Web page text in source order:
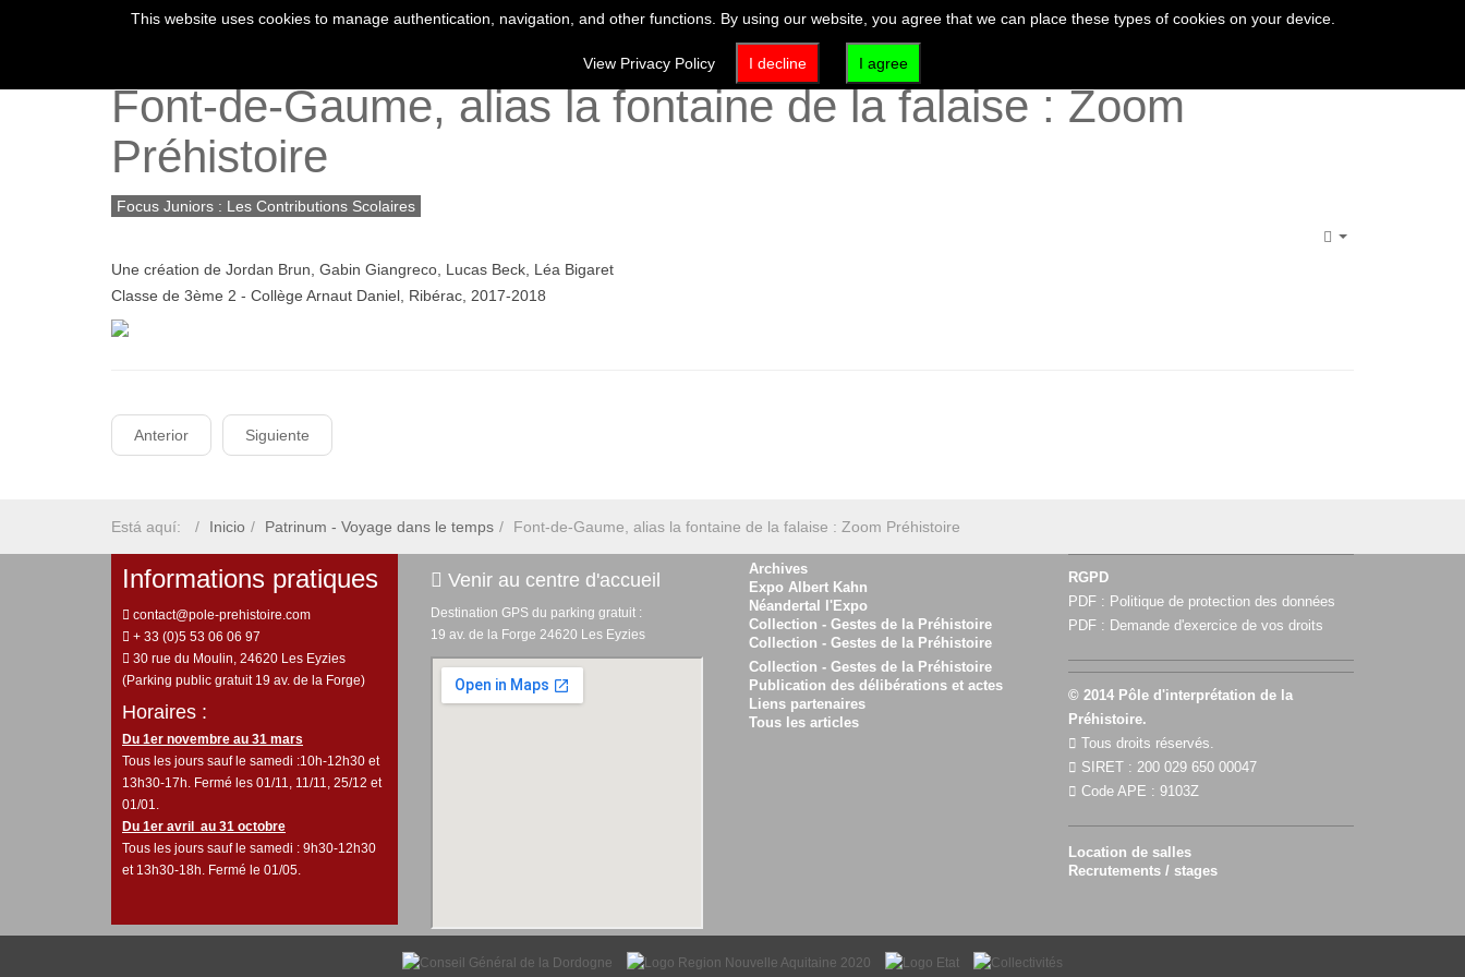
INICIO SU VISITA EXPOSICIONES & EVENTOS ACTIVIDADES & EDUCACIÓN EL VALLE DE VÉZÈRE
Font-de-Gaume, alias la fontaine de la falaise : Zoom
Préhistoire
Focus Juniors : Les Contributions Scolaires
Une création de Jordan Brun, Gabin Giangreco, Lucas Beck, Léa Bigaret
Classe de 3ème 2 - Collège Arnaut Daniel, Ribérac, 2017-2018
Anterior Siguiente
Está aquí: Inicio Patrinum - Voyage dans le temps Font-de-Gaume, alias la fontaine de la falaise : Zoom Préhistoire
Informations pratiques
contact@pole-prehistoire.com
+ 33 (0)5 53 06 06 97
30 rue du Moulin, 24620 Les Eyzies
(Parking public gratuit 19 av. de la Forge)
Horaires :
Du 1er novembre au 31 mars
Tous les jours sauf le samedi :10h-12h30 et
13h30-17h. Fermé les 01/11, 11/11, 25/12 et
01/01.
Du 1er avril au 31 octobre
Tous les jours sauf le samedi : 9h30-12h30
et 13h30-18h. Fermé le 01/05.
Venir au centre d'accueil
Destination GPS du parking gratuit :
19 av. de la Forge 24620 Les Eyzies
Archives
Expo Albert Kahn
Néandertal l'Expo
Collection - Gestes de la Préhistoire
Collection - Gestes de la Préhistoire
Collection - Gestes de la Préhistoire
Publication des délibérations et actes
Liens partenaires
Tous les articles
RGPD
PDF : Politique de protection des données
PDF : Demande d'exercice de vos droits
© 2014 Pôle d'interprétation de la
Préhistoire.
Tous droits réservés.
SIRET : 200 029 650 00047
Code APE : 9103Z
Location de salles
Recrutements / stages
This website uses cookies to manage authentication, navigation, and other functions. By using our website, you agree that we can place these types of cookies on your device.
View Privacy Policy I decline I agree